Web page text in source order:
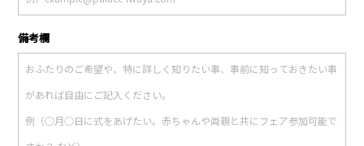
備考欄